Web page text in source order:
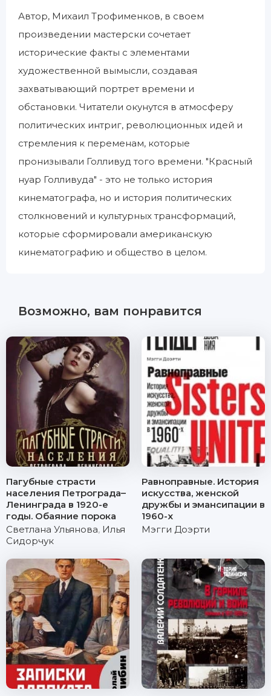
Автор, Михаил Трофименков, в своем
произведении мастерски сочетает
исторические факты с элементами
художественной вымысли, создавая
захватывающий портрет времени и
обстановки. Читатели окунутся в атмосферу
политических интриг, революционных идей и
стремления к переменам, которые
пронизывали Голливуд того времени. "Красный
нуар Голливуда" - это не только история
кинематографа, но и история политических
столкновений и культурных трансформаций,
которые сформировали американскую
кинематографию и общество в целом.
Возможно, вам понравится
Пагубные страсти
населения Петрограда–
Ленинграда в 1920-е
годы. Обаяние порока
Светлана Ульянова, Илья
Сидорчук
Равноправные. История
искусства, женской
дружбы и эмансипации в
1960-х
Мэгги Доэрти